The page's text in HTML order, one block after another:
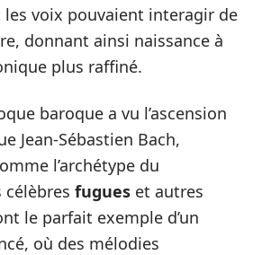
voix pouvaient interagir de
donnant ainsi naissance à
plus raffiné.
baroque a vu l’ascension
Jean-Sébastien Bach,
l’archétype du
célèbres fugues et autres
le parfait exemple d’un
où des mélodies